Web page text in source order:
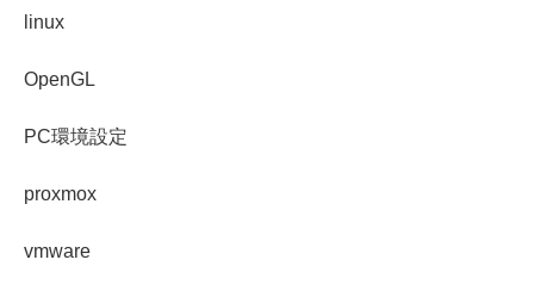
linux
OpenGL
PC環境設定
proxmox
vmware